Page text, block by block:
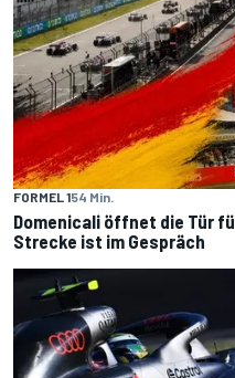
FORMEL 154 Min.
Domenicali öffnet die Tür
Strecke ist im Gespräch